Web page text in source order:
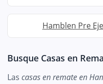
Hamblen Pre
Busque Casas en
Las casas en remate en